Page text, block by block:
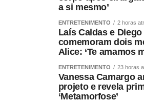
a si mesmo’
ENTRETENIMENTO 2 horas
Laís Caldas e
comemoram dois
Alice: ‘Te amamos
ENTRETENIMENTO 23 horas
Vanessa Camargo
projeto e revela
‘Metamorfose’